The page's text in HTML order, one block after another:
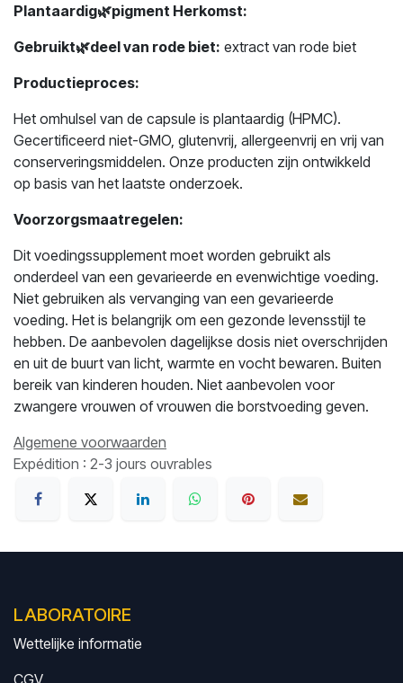
Plantaardig🌿pigment Herkomst:
Gebruikt🌿deel van rode biet: extract van rode biet
Productieproces:
Het omhulsel van de capsule is plantaardig (HPMC).
Gecertificeerd niet-GMO, glutenvrij, allergeenvrij en vrij van
conserveringsmiddelen. Onze producten zijn ontwikkeld
op basis van het laatste onderzoek.
Voorzorgsmaatregelen:
Dit voedingssupplement moet worden gebruikt als
onderdeel van een gevarieerde en evenwichtige voeding.
Niet gebruiken als vervanging van een gevarieerde
voeding. Het is belangrijk om een gezonde levensstijl te
hebben. De aanbevolen dagelijkse dosis niet overschrijden
en uit de buurt van licht, warmte en vocht bewaren. Buiten
bereik van kinderen houden. Niet aanbevolen voor
zwangere vrouwen of vrouwen die borstvoeding geven.
Algemene voorwaarden
Expédition : 2-3 jours ouvrables
LABORATOIRE
Wettelijke informatie